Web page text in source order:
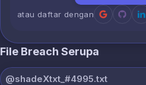
atau daftar dengan
File Breach Serupa
@shadeXtxt_#4995.txt